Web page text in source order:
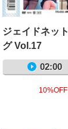
ジェイドネッ
グ Vol.17
02:00
10%OFF